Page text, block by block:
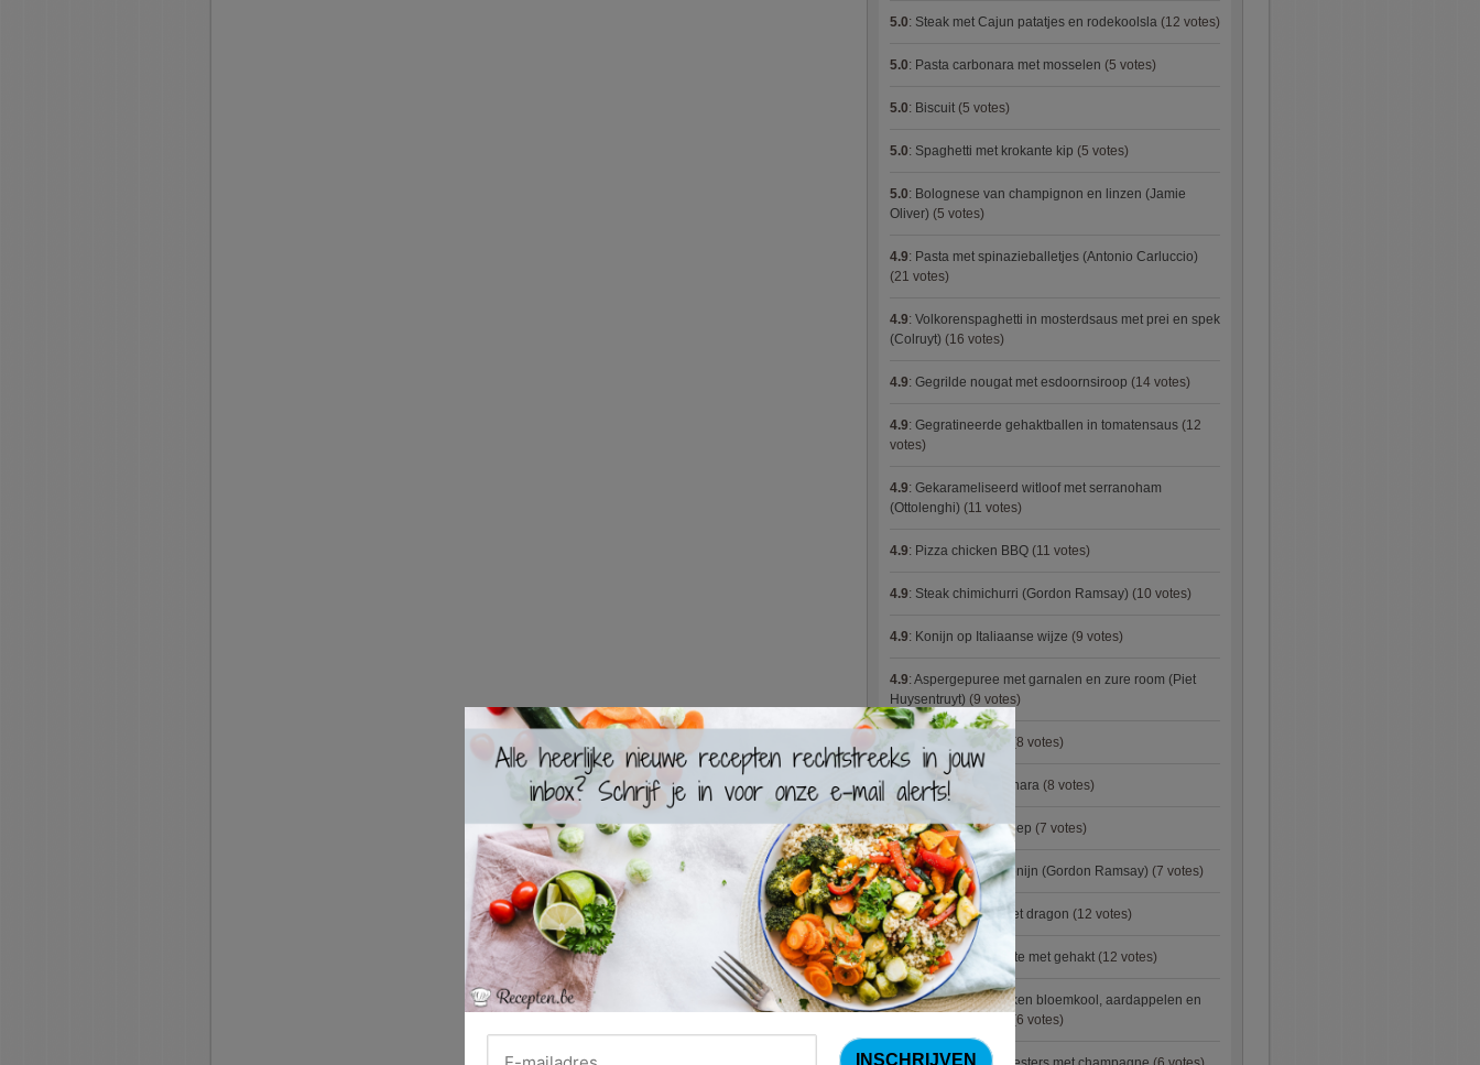
5.0: Steak met Cajun patatjes en rodekoolsla (12 votes)
5.0: Pasta carbonara met mosselen (5 votes)
5.0: Biscuit (5 votes)
5.0: Spaghetti met krokante kip (5 votes)
5.0: Bolognese van champignon en linzen (Jamie
Oliver) (5 votes)
4.9: Pasta met spinazieballetjes (Antonio Carluccio)
(21 votes)
4.9: Volkorenspaghetti in mosterdsaus met prei en spek
(Colruyt) (16 votes)
4.9: Gegrilde nougat met esdoornsiroop (14 votes)
4.9: Gegratineerde gehaktballen in tomatensaus (12
votes)
4.9: Gekarameliseerd witloof met serranoham
(Ottolenghi) (11 votes)
4.9: Pizza chicken BBQ (11 votes)
4.9: Steak chimichurri (Gordon Ramsay) (10 votes)
4.9: Konijn op Italiaanse wijze (9 votes)
4.9: Aspergepuree met garnalen en zure room (Piet
Huysentruyt) (9 votes)
(8 votes)
4.9:Courgette carbonara (8 votes)
4.9:Aziatische preisoep (7 votes)
4.9:Fricassee van konijn (Gordon Ramsay) (7 votes)
4.8:Gestoofde kip met dragon (12 votes)
4.8:Gevulde courgette met gehakt (12 votes)
4.8:Zalm met gebakken bloemkool, aardappelen en
(6 votes)
×